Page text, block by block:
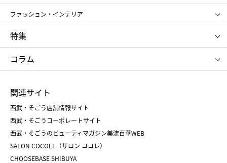
お中元
お歳暮
ポール&ジョー ボーテ
ジルスチュアート
NARS
RMK
クリニーク
SK-Ⅱ
アンリ・シャルパンティエ
ゴディバ
新宿高野
たねや
ねんりん家
ファッション・インテリア
ポロ ラルフ ローレン
タケオ キクチ
ママ＆キッズ
シュタイフ
特集
お中元
ひな人形
五月人形
父の日
クリスマスケーキ
ホワイトデー
コラム
菓子折り
和菓子
人気のギフト
バレンタイン
ホワイトデー
おせち
関連サイト
西武・そごう店舗情報サイト
西武・そごうコーポレートサイト
西武・そごうのビューティマガジン美流百華WEB
SALON COCOLE（サロン ココレ）
CHOOSEBASE SHIBUYA